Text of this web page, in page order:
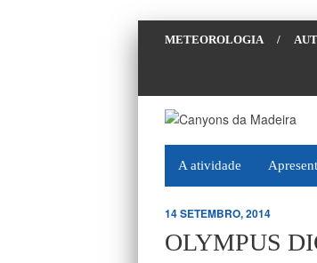
METEOROLOGIA /
A atividade
14 SETEMBRO, 2014
OLYMPUS